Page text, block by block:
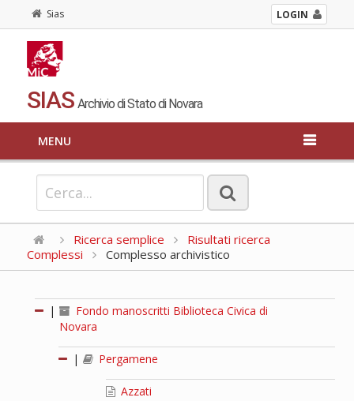
Sias LOGIN
SIAS Archivio di Stato di Novara
MENU
Ricerca semplice
Risultati ricerca
Complessi
Complesso archivistico
|
Fondo manoscritti Biblioteca Civica di
Novara
| Pergamene
Azzati